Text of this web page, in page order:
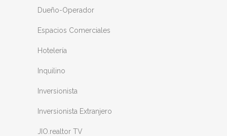
Dueño-Operador
Espacios Comerciales
Hotelería
Inquilino
Inversionista
Inversionista Extranjero
JIO.realtor TV